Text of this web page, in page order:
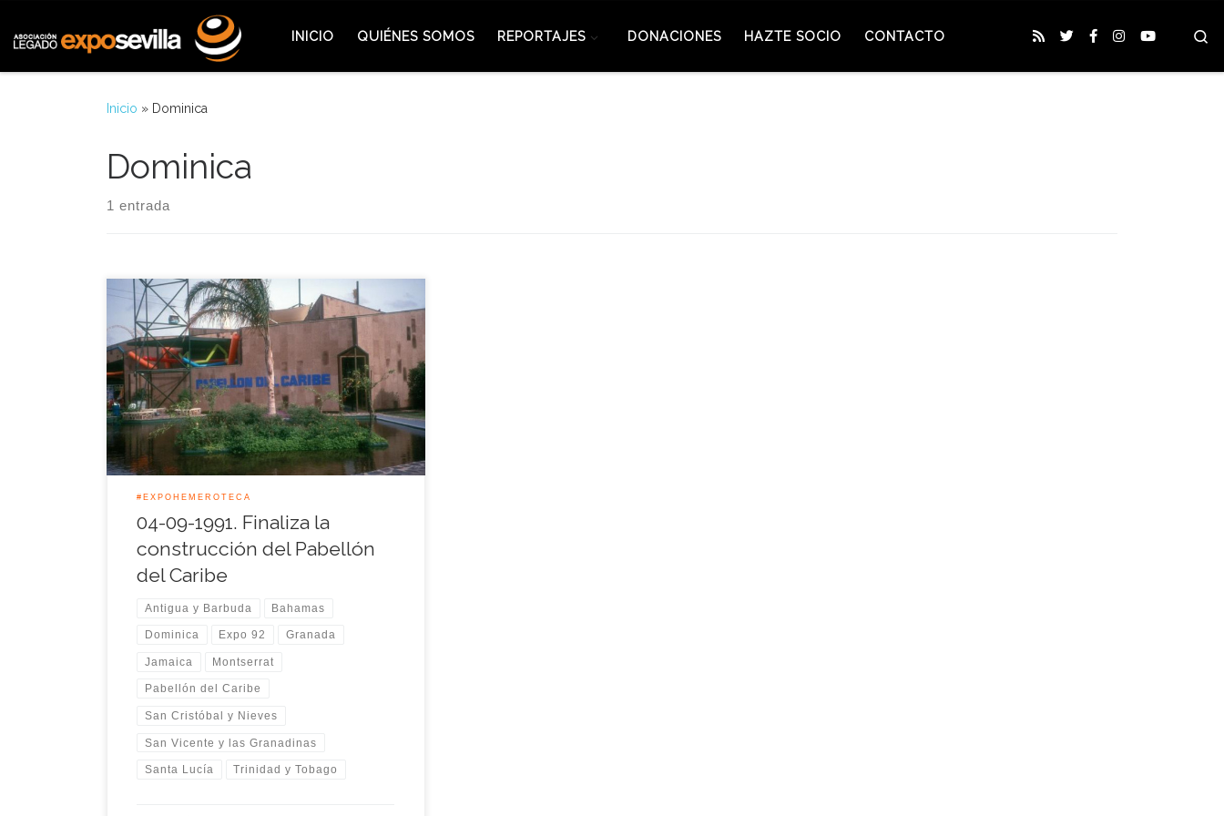
INICIO QUIÉNES SOMOS REPORTAJES DONACIONES HAZTE SOCIO CONTACTO
Inicio » Dominica
Dominica
1 entrada
La Expo 92 recibió aquel 4 de Septiembre de 1991
completamente terminado, el primero de los
noventa pabellones que tenían que construir los
participantes oficiales. Se trataba del pabellón del
Caribe, que agrupó a Bahamas, Jamaica, Antigua y
Barbuda, Dominica, Granada, Montserrat, San
Cristóbal y Nieves, Santa Lucía, San Vicente […]
#EXPOHEMEROTECA
04-09-1991. Finaliza la
construcción del Pabellón
del Caribe
Antigua y Barbuda Bahamas
Dominica Expo 92 Granada
Jamaica Montserrat
Pabellón del Caribe
San Cristóbal y Nieves
San Vicente y las Granadinas
Santa Lucía Trinidad y Tobago